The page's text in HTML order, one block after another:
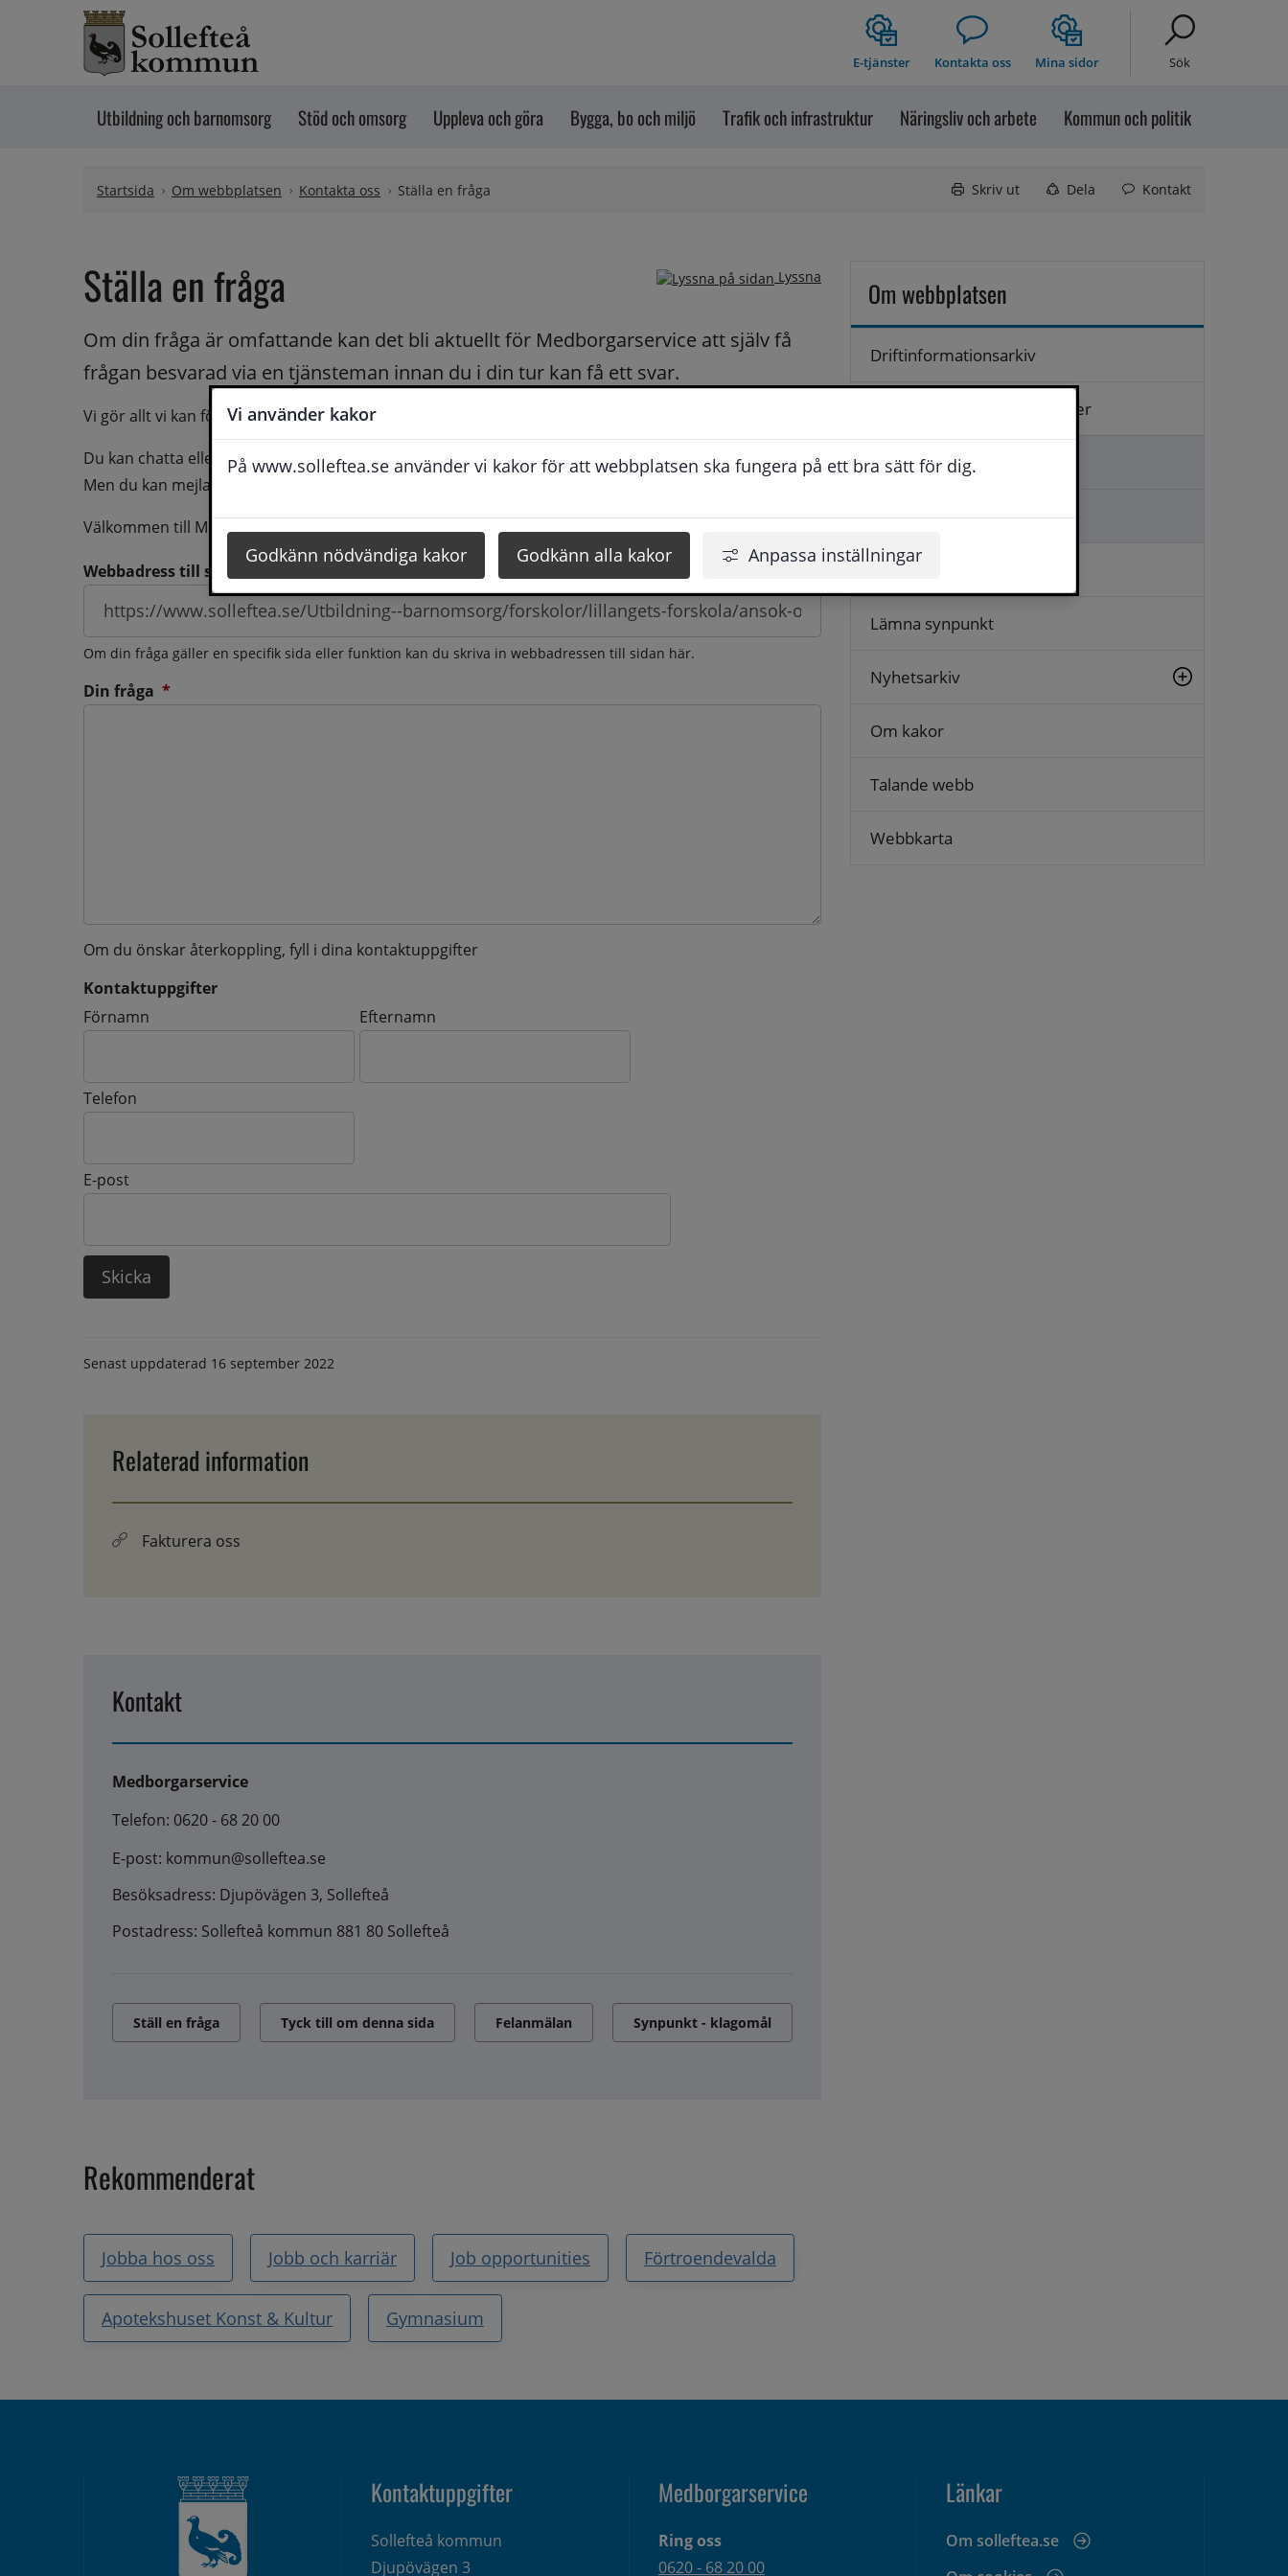
Vi använder kakor
På www.solleftea.se använder vi kakor för att webbplatsen ska fungera på ett bra sätt för dig.
Godkänn nödvändiga kakor Godkänn alla kakor Anpassa inställningar
Hoppa till innehåll
E-tjänster Kontakta oss Mina sidor Sök
Utbildning och barnomsorg Stöd och omsorg Uppleva och göra Bygga, bo och miljö Trafik och infrastruktur Näringsliv och arbete Kommun och politik
Startsida Om webbplatsen Kontakta oss Ställa en fråga Skriv ut Dela Kontakt
Lyssna
Ställa en fråga
Om din fråga är omfattande kan det bli aktuellt för Medborgarservice att själv få
frågan besvarad via en tjänsteman innan du i din tur kan få ett svar.
Vi gör allt vi kan för att du ska få hjälp och svar på dina frågor fortast möjligt.
Du kan chatta eller ringa oss med din fråga så besvarar vi dig så snabbt som möjligt under arbetstid.
Men du kan mejla oss din fråga dygnt runt och du få svaret inom 2 - 4 arbetsdagar.
Välkommen till Medborgarservice!
Webbadress till sidan som frågan berör
Om din fråga gäller en specifik sida eller funktion kan du skriva in webbadressen till sidan här.
Din fråga *
Om du önskar återkoppling, fyll i dina kontaktuppgifter
Kontaktuppgifter
Kontaktuppgifter
Förnamn Efternamn
Telefon
E-post
Senast uppdaterad 16 september 2022
Relaterad information
Fakturera oss
Kontakt
Medborgarservice
Telefon: 0620 - 68 20 00
E-post: kommun@solleftea.se
Besöksadress: Djupövägen 3, Sollefteå
Postadress: Sollefteå kommun 881 80 Sollefteå
Ställ en fråga Tyck till om denna sida Felanmälan Synpunkt - klagomål
Rekommenderat
Jobba hos oss Jobb och karriär Job opportunities Förtroendevalda
Apotekshuset Konst & Kultur Gymnasium
Om webbplatsen
Driftinformationsarkiv
Hantering av personuppgifter
Kontakta oss
Ställa en fråga
Logga in
Lämna synpunkt
Nyhetsarkiv
Om kakor
Talande webb
Webbkarta
Kontaktuppgifter
Sollefteå kommun
Djupövägen 3
Medborgarservice
Ring oss
0620 - 68 20 00
Länkar
Om solleftea.se